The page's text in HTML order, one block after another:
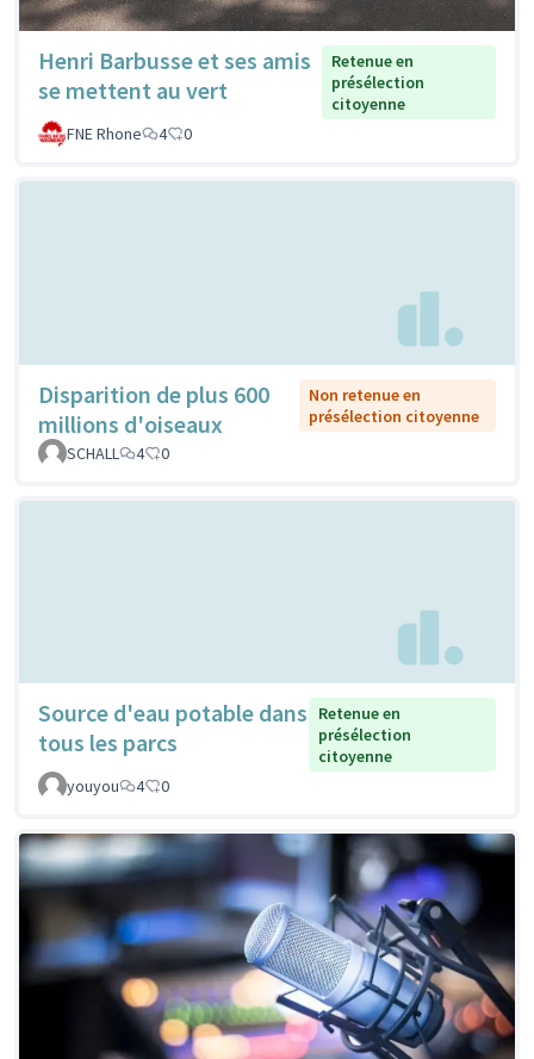
Henri Barbusse et ses amis
se mettent au vert
Retenue en
présélection
citoyenne
FNE Rhone
4 0
Disparition de plus 600
millions d'oiseaux
Non retenue en
présélection citoyenne
SCHALL
4 0
Source d'eau potable dans
tous les parcs
Retenue en
présélection
citoyenne
youyou
4 0